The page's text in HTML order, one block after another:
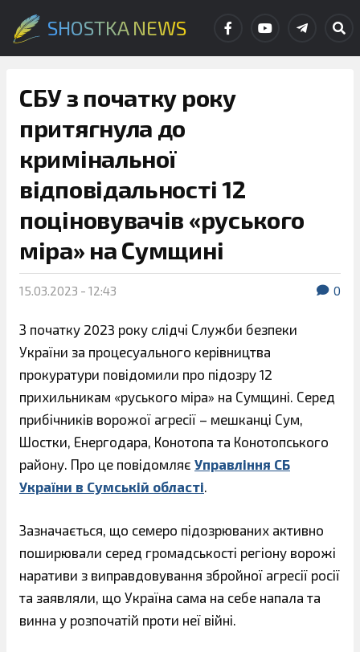
SHOSTKA NEWS
СБУ з початку року
притягнула до
кримінальної
відповідальності 12
поціновувачів «руського
міра» на Сумщині
15.03.2023 - 12:43 0
З початку 2023 року слідчі Служби безпеки
України за процесуального керівництва
прокуратури повідомили про підозру 12
прихильникам «руського міра» на Сумщині. Серед
прибічників ворожої агресії – мешканці Сум,
Шостки, Енергодара, Конотопа та Конотопського
району. Про це повідомляє Управління СБ
України в Сумській області.
Зазначається, що семеро підозрюваних активно
поширювали серед громадськості регіону ворожі
наративи з виправдовування збройної агресії росії
та заявляли, що Україна сама на себе напала та
винна у розпочатій проти неї війні.